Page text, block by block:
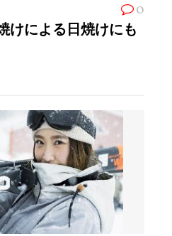
0
けによる日焼けにも